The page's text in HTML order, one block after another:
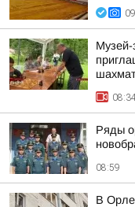
Музей-
Ряды
08:59
В Орле